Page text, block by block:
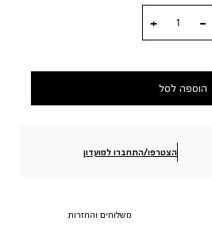
הוספה לסל
הצטרפו/התחברו למועדון
משלוחים והחזרות